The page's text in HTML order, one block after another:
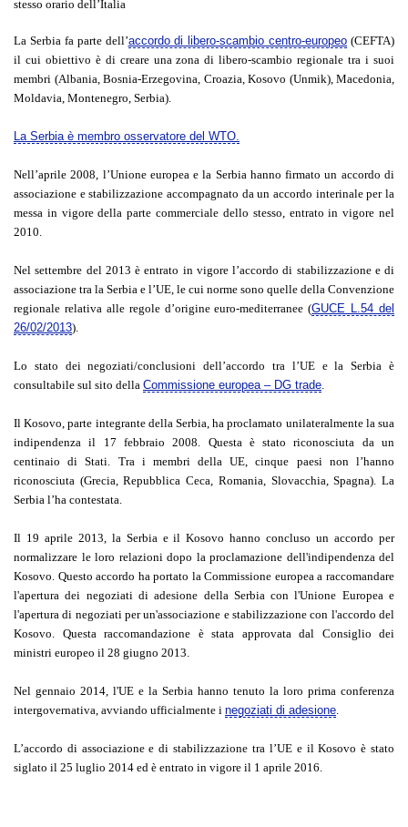
stesso orario dell’Italia
La Serbia fa parte dell’accordo di libero-scambio centro-europeo (CEFTA)
il cui obiettivo è di creare una zona di libero-scambio regionale tra i suoi
membri (Albania, Bosnia-Erzegovina, Croazia, Kosovo (Unmik), Macedonia,
Moldavia, Montenegro, Serbia).
La Serbia è membro osservatore del WTO.
Nell’aprile 2008, l’Unione europea e la Serbia hanno firmato un accordo di
associazione e stabilizzazione accompagnato da un accordo interinale per la
messa in vigore della parte commerciale dello stesso, entrato in vigore nel
2010.
Nel settembre del 2013 è entrato in vigore l’accordo di stabilizzazione e di
associazione tra la Serbia e l’UE, le cui norme sono quelle della Convenzione
regionale relativa alle regole d’origine euro-mediterranee (GUCE L.54 del
26/02/2013).
Lo stato dei negoziati/conclusioni dell’accordo tra l’UE e la Serbia è
consultabile sul sito della Commissione europea – DG trade.
Il Kosovo, parte integrante della Serbia, ha proclamato unilateralmente la sua
indipendenza il 17 febbraio 2008. Questa è stato riconosciuta da un
centinaio di Stati. Tra i membri della UE, cinque paesi non l’hanno
riconosciuta (Grecia, Repubblica Ceca, Romania, Slovacchia, Spagna). La
Serbia l’ha contestata.
Il 19 aprile 2013, la Serbia e il Kosovo hanno concluso un accordo per
normalizzare le loro relazioni dopo la proclamazione dell'indipendenza del
Kosovo. Questo accordo ha portato la Commissione europea a raccomandare
l'apertura dei negoziati di adesione della Serbia con l'Unione Europea e
l'apertura di negoziati per un'associazione e stabilizzazione con l'accordo del
Kosovo. Questa raccomandazione è stata approvata dal Consiglio dei
ministri europeo il 28 giugno 2013.
Nel gennaio 2014, l'UE e la Serbia hanno tenuto la loro prima conferenza
intergovernativa, avviando ufficialmente i negoziati di adesione.
L’accordo di associazione e di stabilizzazione tra l’UE e il Kosovo è stato
siglato il 25 luglio 2014 ed è entrato in vigore il 1 aprile 2016.